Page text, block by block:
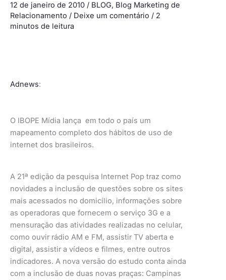
12 de janeiro de 2010 / BLOG, Blog Marketing de
Relacionamento / Deixe um comentário / 2
minutos de leitura
Adnews:
O IBOPE Mídia lança em todo o país um
mapeamento completo dos hábitos de uso de
internet dos brasileiros.
A 21ª edição da pesquisa Internet Pop traz como
novidades a inclusão de questões sobre os sites
mais acessados no domicílio, informações sobre
as operadoras que fornecem o serviço 3G e a
mensuração das atividades realizadas no celular,
como ouvir rádio AM e FM, assistir TV aberta e
digital, assistir a vídeos e filmes, entre outros
indicadores. A nova versão do estudo conta ainda
com a inclusão de duas novas praças: Campinas